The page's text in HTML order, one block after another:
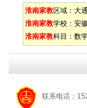
淮南家教区域： 大
淮南家教学校： 安
淮南家教科目： 数
联系电话：